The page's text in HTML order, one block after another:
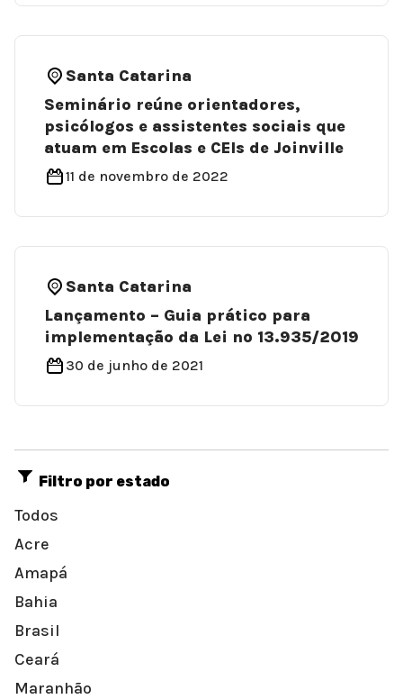
Filtro por estado
Todos
Acre
Amapá
Bahia
Brasil
Ceará
Maranhão
Santa Catarina
Seminário reúne orientadores,
psicólogos e assistentes sociais que
atuam em Escolas e CEIs de Joinville
11 de novembro de 2022
Santa Catarina
Lançamento – Guia prático para
implementação da Lei nº 13.935/2019
30 de junho de 2021